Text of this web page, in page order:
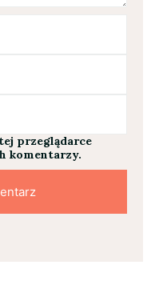
przeglądarce
komentarzy.